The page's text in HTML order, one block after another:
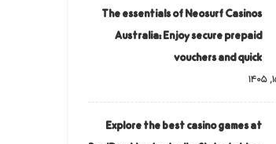
The essentials of Neosurf Casinos
Australia: Enjoy secure prepaid
vouchers and quick
Explore the best casino games at